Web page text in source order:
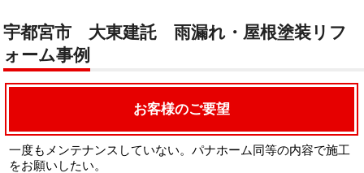
宇都宮市 大東建託 雨漏れ・屋根塗装リフ
ォーム事例
お客様のご要望
一度もメンテナンスしていない。パナホーム同等の内容で施工
をお願いしたい。